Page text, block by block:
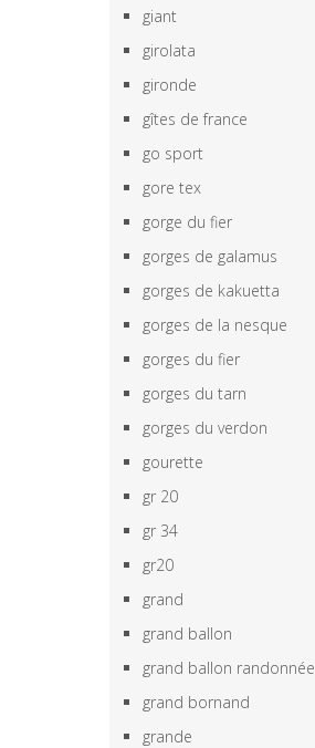
giant
girolata
gironde
gîtes de france
go sport
gore tex
gorge du fier
gorges de galamus
gorges de kakuetta
gorges de la nesque
gorges du fier
gorges du tarn
gorges du verdon
gourette
gr 20
gr 34
gr20
grand
grand ballon
grand ballon randonnée
grand bornand
grande